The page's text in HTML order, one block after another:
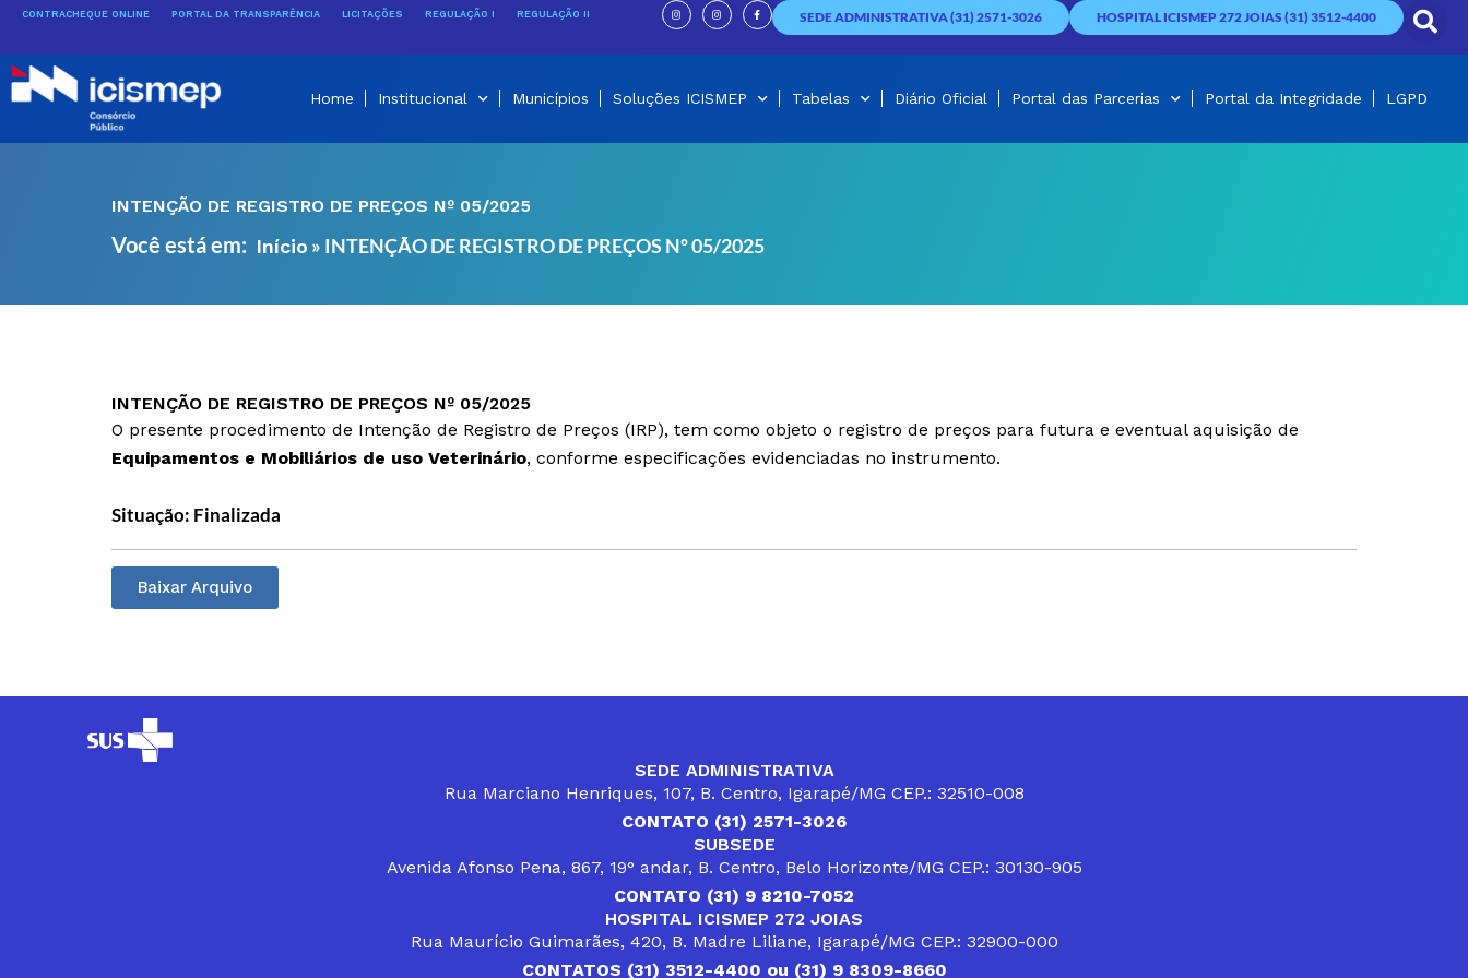
conteúdo
CONTRACHEQUE ONLINE PORTAL DA TRANSPARÊNCIA LICITAÇÕES REGULAÇÃO I REGULAÇÃO II
I
n
s
t
g
I
n
s
t
g
F
a
c
e
o
SEDE ADMINISTRATIVA (31) 2571-3026 HOSPITAL ICISMEP 272 JOIAS (31) 3512-4400
Home Institucional Municípios Soluções ICISMEP Tabelas Diário Oficial Portal das Parcerias Portal da Integridade LGPD
INTENÇÃO DE REGISTRO DE PREÇOS Nº 05/2025
Você está em: Início » INTENÇÃO DE REGISTRO DE PREÇOS Nº 05/2025
INTENÇÃO DE REGISTRO DE PREÇOS Nº 05/2025
O presente procedimento de Intenção de Registro de Preços (IRP), tem como objeto o registro de preços para futura e eventual aquisição de
Equipamentos e Mobiliários de uso Veterinário, conforme especificações evidenciadas no instrumento.
Situação: Finalizada
Baixar Arquivo
SEDE ADMINISTRATIVA
Rua Marciano Henriques, 107, B. Centro, Igarapé/MG CEP.: 32510-008
CONTATO (31) 2571-3026
SUBSEDE
Avenida Afonso Pena, 867, 19° andar, B. Centro, Belo Horizonte/MG CEP.: 30130-905
CONTATO (31) 9 8210-7052
HOSPITAL ICISMEP 272 JOIAS
Rua Maurício Guimarães, 420, B. Madre Liliane, Igarapé/MG CEP.: 32900-000
CONTATOS (31) 3512-4400 ou (31) 9 8309-8660